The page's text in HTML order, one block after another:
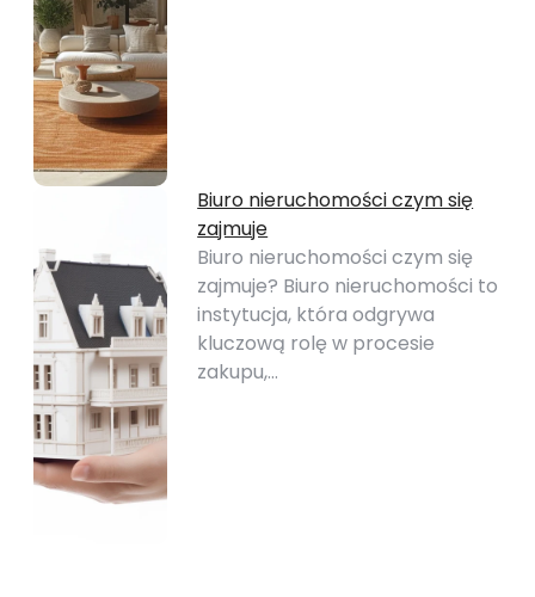
Biuro nieruchomości czym się
zajmuje
Biuro nieruchomości czym się
zajmuje? Biuro nieruchomości to
instytucja, która odgrywa
kluczową rolę w procesie
zakupu,…